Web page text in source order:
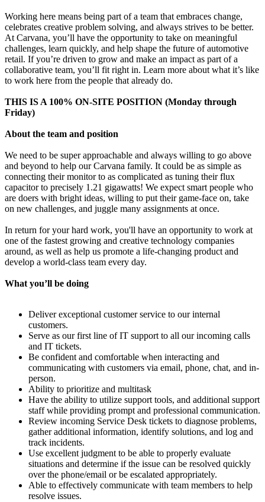
Working here means being part of a team that embraces change,
celebrates creative problem solving, and always strives to be better.
At Carvana, you’ll have the opportunity to take on meaningful
challenges, learn quickly, and help shape the future of automotive
retail. If you’re driven to grow and make an impact as part of a
collaborative team, you’ll fit right in. Learn more about what it’s like
to work here from the people that already do.
THIS IS A 100% ON-SITE POSITION (Monday through
Friday)
About the team and position
We need to be super approachable and always willing to go above
and beyond to help our Carvana family. It could be as simple as
connecting their monitor to as complicated as tuning their flux
capacitor to precisely 1.21 gigawatts! We expect smart people who
are doers with bright ideas, willing to put their game-face on, take
on new challenges, and juggle many assignments at once.
In return for your hard work, you'll have an opportunity to work at
one of the fastest growing and creative technology companies
around, as well as help us promote a life-changing product and
develop a world-class team every day.
What you’ll be doing
Deliver exceptional customer service to our internal
customers.
Serve as our first line of IT support to all our incoming calls
and IT tickets.
Be confident and comfortable when interacting and
communicating with customers via email, phone, chat, and in-
person.
Ability to prioritize and multitask
Have the ability to utilize support tools, and additional support
staff while providing prompt and professional communication.
Review incoming Service Desk tickets to diagnose problems,
gather additional information, identify solutions, and log and
track incidents.
Use excellent judgment to be able to properly evaluate
situations and determine if the issue can be resolved quickly
over the phone/email or be escalated appropriately.
Able to effectively communicate with team members to help
resolve issues.